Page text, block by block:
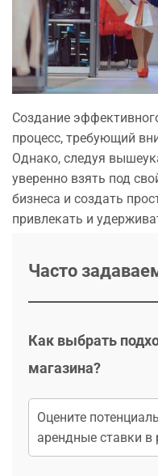
Создание
процесс, требующий
Однако, следуя
уверенно взять под
бизнеса и создать
привлекать и
Часто
Как выбрать
магазина?
Оцените
арендные ставки в